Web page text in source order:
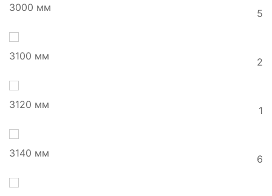
3000 мм 5
3100 мм 2
3120 мм 1
3140 мм 6